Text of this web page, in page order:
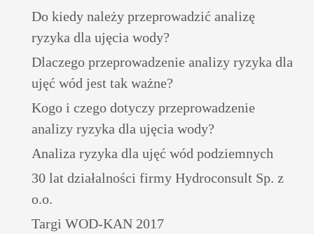
Do kiedy należy przeprowadzić analizę
ryzyka dla ujęcia wody?
Dlaczego przeprowadzenie analizy ryzyka dla
ujęć wód jest tak ważne?
Kogo i czego dotyczy przeprowadzenie
analizy ryzyka dla ujęcia wody?
Analiza ryzyka dla ujęć wód podziemnych
30 lat działalności firmy Hydroconsult Sp. z
o.o.
Targi WOD-KAN 2017